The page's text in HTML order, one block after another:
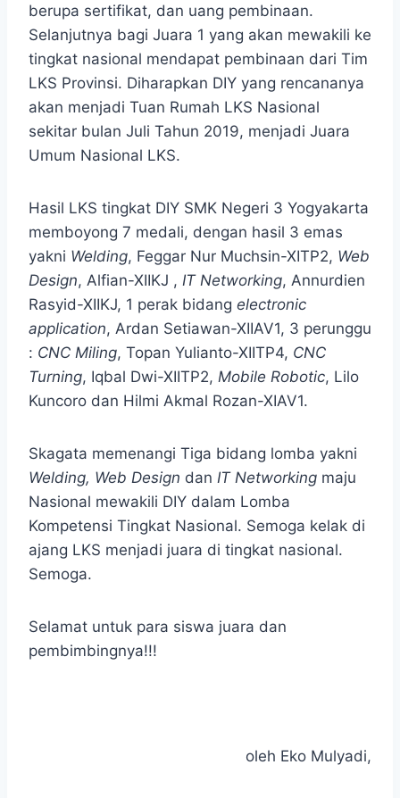
berupa sertifikat, dan uang pembinaan.
Selanjutnya bagi Juara 1 yang akan mewakili ke
tingkat nasional mendapat pembinaan dari Tim
LKS Provinsi. Diharapkan DIY yang rencananya
akan menjadi Tuan Rumah LKS Nasional
sekitar bulan Juli Tahun 2019, menjadi Juara
Umum Nasional LKS.
Hasil LKS tingkat DIY SMK Negeri 3 Yogyakarta
memboyong 7 medali, dengan hasil 3 emas
yakni Welding, Feggar Nur Muchsin-XITP2, Web
Design, Alfian-XIIKJ , IT Networking, Annurdien
Rasyid-XIIKJ, 1 perak bidang electronic
application, Ardan Setiawan-XIIAV1, 3 perunggu
: CNC Miling, Topan Yulianto-XIITP4, CNC
Turning, Iqbal Dwi-XIITP2, Mobile Robotic, Lilo
Kuncoro dan Hilmi Akmal Rozan-XIAV1.
Skagata memenangi Tiga bidang lomba yakni
Welding, Web Design dan IT Networking maju
Nasional mewakili DIY dalam Lomba
Kompetensi Tingkat Nasional. Semoga kelak di
ajang LKS menjadi juara di tingkat nasional.
Semoga.
Selamat untuk para siswa juara dan
pembimbingnya!!!
oleh Eko Mulyadi,